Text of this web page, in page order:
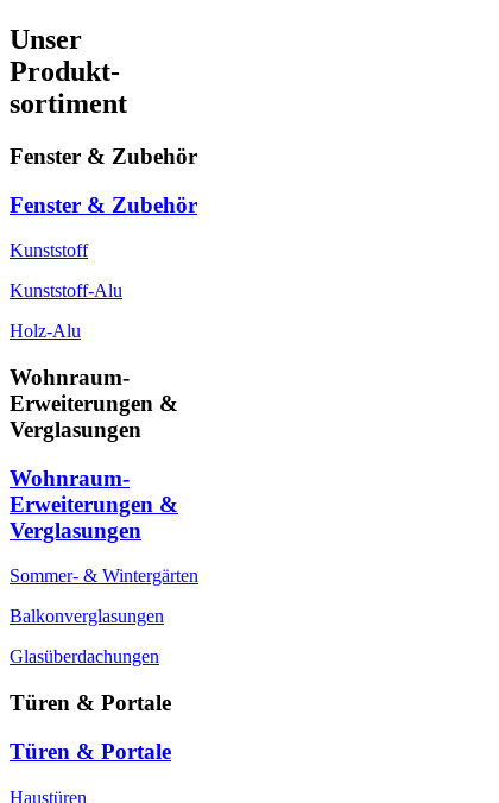
Unser
Produkt-
sortiment
Fenster & Zubehör
Fenster & Zubehör
Kunststoff
Kunststoff-Alu
Holz-Alu
Wohnraum-
Erweiterungen &
Verglasungen
Wohnraum-
Erweiterungen &
Verglasungen
Sommer- & Wintergärten
Balkonverglasungen
Glasüberdachungen
Türen & Portale
Türen & Portale
Haustüren